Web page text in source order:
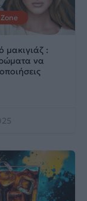
μακιγιάζ :
να